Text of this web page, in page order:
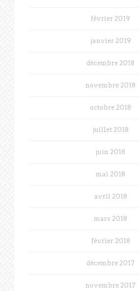
février 2019
janvier 2019
décembre 2018
novembre 2018
octobre 2018
juillet 2018
juin 2018
mai 2018
avril 2018
mars 2018
février 2018
décembre 2017
novembre 2017